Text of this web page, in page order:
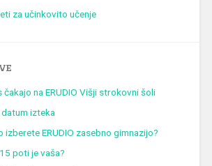
za učinkovito učenje
čakajo na ERUDIO Višji strokovni šoli
izteka
izberete ERUDIO zasebno gimnazijo?
poti je vaša?